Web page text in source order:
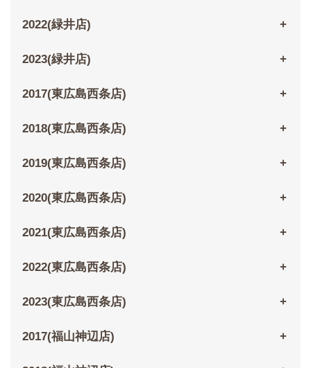
2022(緑井店)
2023(緑井店)
2017(東広島西条店)
2018(東広島西条店)
2019(東広島西条店)
2020(東広島西条店)
2021(東広島西条店)
2022(東広島西条店)
2023(東広島西条店)
2017(福山神辺店)